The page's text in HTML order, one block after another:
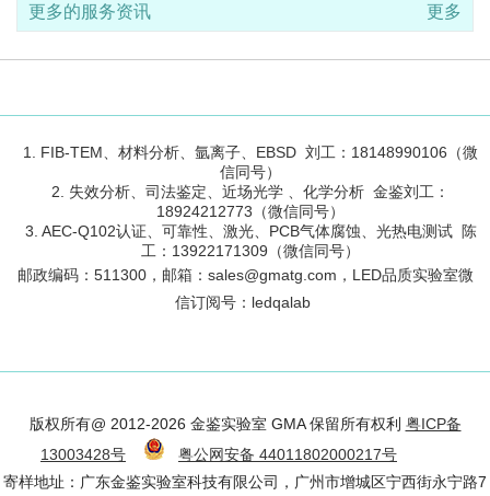
更多的服务资讯 更多
1. FIB-TEM、材料分析、氩离子、EBSD 刘工：18148990106（微
信同号）
2. 失效分析、司法鉴定、近场光学 、化学分析 金鉴刘工：
18924212773（微信同号）
3. AEC-Q102认证、可靠性、激光、PCB气体腐蚀、光热电测试 陈
工：13922171309（微信同号）
邮政编码： 511300，邮箱：sales@gmatg.com，LED品质实验室微
信订阅号：ledqalab
版权所有@ 2012-2026 金鉴实验室 GMA 保留所有权利 粤ICP备
13003428号
粤公网安备 44011802000217号
寄样地址：广东金鉴实验室科技有限公司，广州市增城区宁西街永宁路7